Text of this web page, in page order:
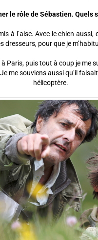
le rôle de Sébastien.
à l’aise. Avec le chien
pour que je
puis tout à coup je me
me souviens aussi qu’il
hélicoptère.